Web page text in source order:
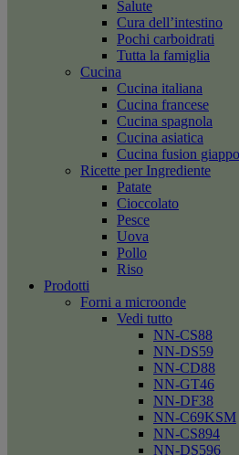
Salute
Cura dell’intestino
Pochi carboidrati
Tutta la famiglia
Cucina
Cucina italiana
Cucina francese
Cucina spagnola
Cucina asiatica
Cucina fusion
Ricette per Ingrediente
Patate
Cioccolato
Pesce
Uova
Pollo
Riso
Prodotti
Forni a microonde
Vedi tutto
NN-CS88
NN-DS59
NN-CD88
NN-GT46
NN-DF38
NN-C69KSM
NN-CS894
NN-DS596